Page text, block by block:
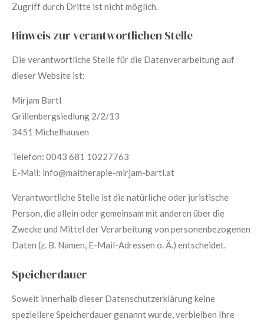
Zugriff durch Dritte ist nicht möglich.
Hinweis zur verantwortlichen Stelle
Die verantwortliche Stelle für die Datenverarbeitung auf
dieser Website ist:
Mirjam Bartl
Grillenbergsiedlung 2/2/13
3451 Michelhausen
Telefon: 0043 681 10227763
E-Mail: info@maltherapie-mirjam-bartl.at
Verantwortliche Stelle ist die natürliche oder juristische
Person, die allein oder gemeinsam mit anderen über die
Zwecke und Mittel der Verarbeitung von personenbezogenen
Daten (z. B. Namen, E-Mail-Adressen o. Ä.) entscheidet.
Speicherdauer
Soweit innerhalb dieser Datenschutzerklärung keine
speziellere Speicherdauer genannt wurde, verbleiben Ihre